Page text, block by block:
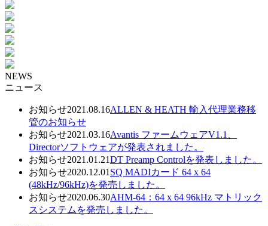
NEWS
ニュース
お知らせ2021.08.16ALLEN & HEATH 輸⼊代理業務移
管のお知らせ
お知らせ2021.03.16Avantis ファームウェアV1.1、
Directorソフトウェアが発表されました。
お知らせ2021.01.21DT Preamp Controlを発表しました。
お知らせ2020.12.01 SQ MADIカード 64 x 64
(48kHz/96kHz)を発売しました。
お知らせ2020.06.30AHM-64：64 x 64 96kHz マトリック
スシステムを発売しました。